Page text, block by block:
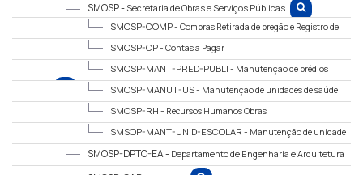
SMOSP - Secretaria de Obras e Serviços Públicas
SMOSP-COMP - Compras Retirada de pregão e Registro de
SMOSP-CP - Contas a Pagar
SMOSP-MANT-PRED-PUBLI - Manutenção de prédios
SMOSP-MANUT-US - Manutenção de unidades de saúde
SMOSP-RH - Recursos Humanos Obras
SMSOP-MANT-UNID-ESCOLAR - Manutenção de unidade
SMOSP-DPTO-EA - Departamento de Engenharia e Arquitetura